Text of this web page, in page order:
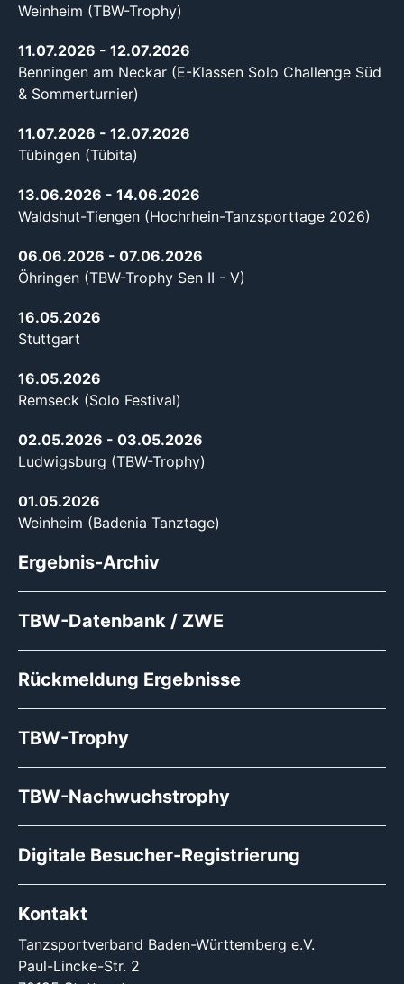
Weinheim (TBW-Trophy)
11.07.2026 - 12.07.2026
Benningen am Neckar (E-Klassen Solo Challenge Süd
& Sommerturnier)
11.07.2026 - 12.07.2026
Tübingen (Tübita)
13.06.2026 - 14.06.2026
Waldshut-Tiengen (Hochrhein-Tanzsporttage 2026)
06.06.2026 - 07.06.2026
Öhringen (TBW-Trophy Sen II - V)
16.05.2026
Stuttgart
16.05.2026
Remseck (Solo Festival)
02.05.2026 - 03.05.2026
Ludwigsburg (TBW-Trophy)
01.05.2026
Weinheim (Badenia Tanztage)
Ergebnis-Archiv
TBW-Datenbank / ZWE
Rückmeldung Ergebnisse
TBW-Trophy
TBW-Nachwuchstrophy
Digitale Besucher-Registrierung
Kontakt
Tanzsportverband Baden-Württemberg e.V.
Paul-Lincke-Str. 2